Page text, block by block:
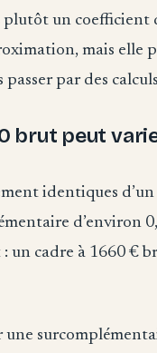
un coefficient
mais elle
par des
brut peut
identiques
d’environ
un cadre à 1660 €